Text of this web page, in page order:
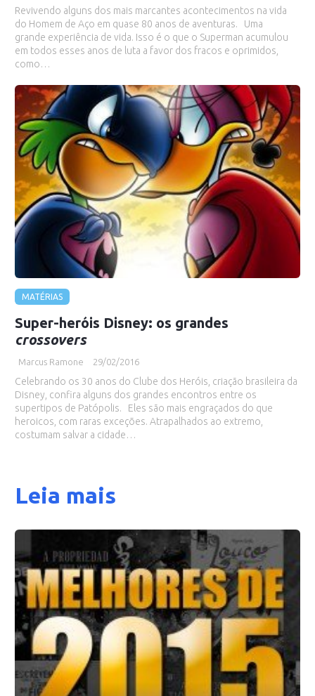
Revivendo alguns dos mais marcantes acontecimentos na vida
do Homem de Aço em quase 80 anos de aventuras. Uma
grande experiência de vida. Isso é o que o Superman acumulou
em todos esses anos de luta a favor dos fracos e oprimidos,
como…
MATÉRIAS
Super-heróis Disney: os grandes
crossovers
Marcus Ramone 29/02/2016
Celebrando os 30 anos do Clube dos Heróis, criação brasileira da
Disney, confira alguns dos grandes encontros entre os
supertipos de Patópolis. Eles são mais engraçados do que
heroicos, com raras exceções. Atrapalhados ao extremo,
costumam salvar a cidade…
Leia mais